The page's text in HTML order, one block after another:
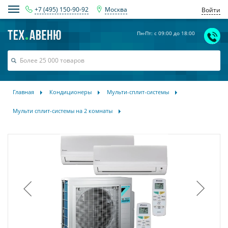
+7 (495) 150-90-92 Москва Войти
Пн-Пт: с 09:00 до 18:00
Главная Кондиционеры Мульти-сплит-системы
Мульти сплит-системы на 2 комнаты